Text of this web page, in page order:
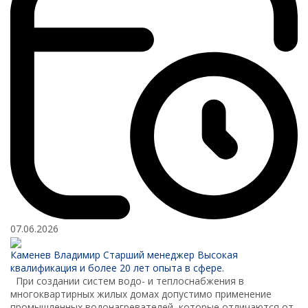
07.06.2026
Каменев Владимир Старший менеджер Высокая
квалификация и более 20 лет опыта в сфере.
При создании систем водо- и теплоснабжения в
многоквартирных жилых домах допустимо применение